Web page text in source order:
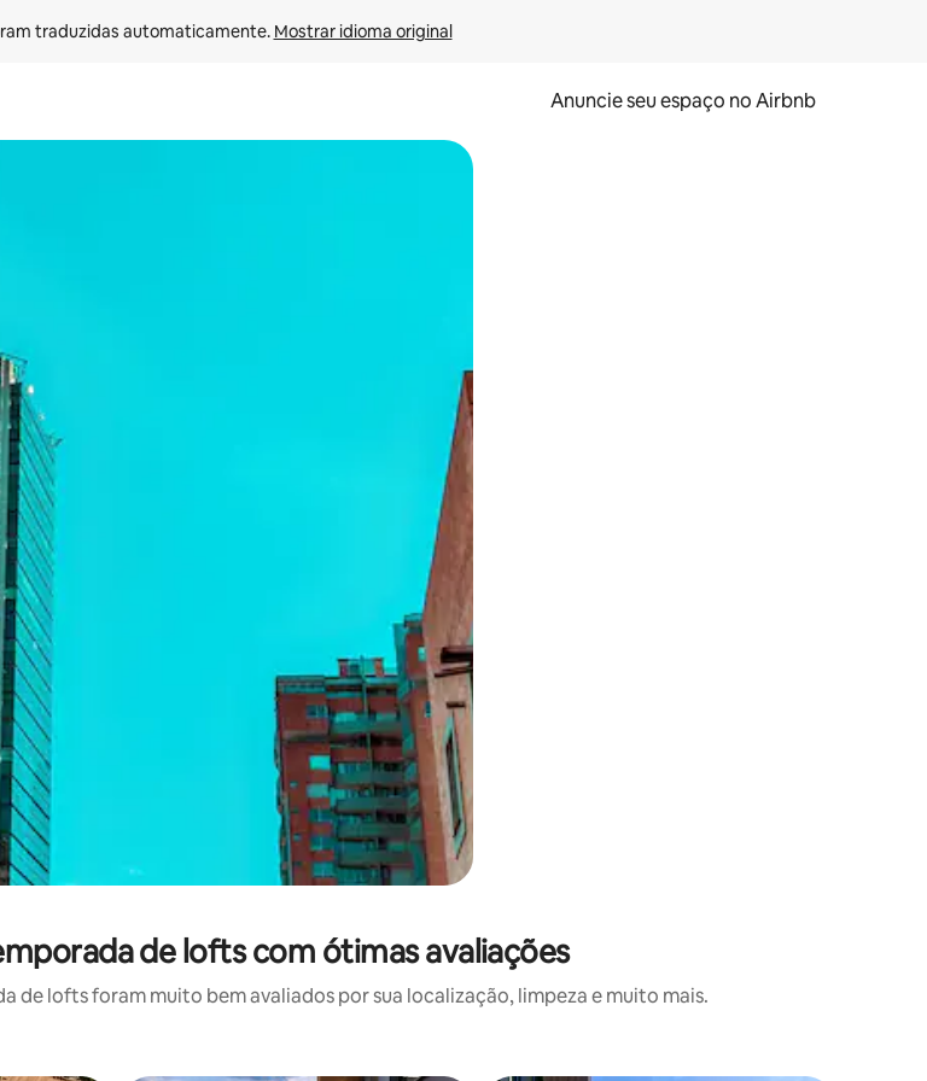
traduzidas automaticamente. Mostrar idioma original
Anuncie seu espaço no Airbnb
cima e para baixo do teclado ou tocando e deslizando o dedo na tela.
de lofts com ótimas avaliações
de lofts foram muito bem avaliados por sua localização, limpeza e muito mais.